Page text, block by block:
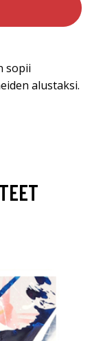
sopii
alustaksi.